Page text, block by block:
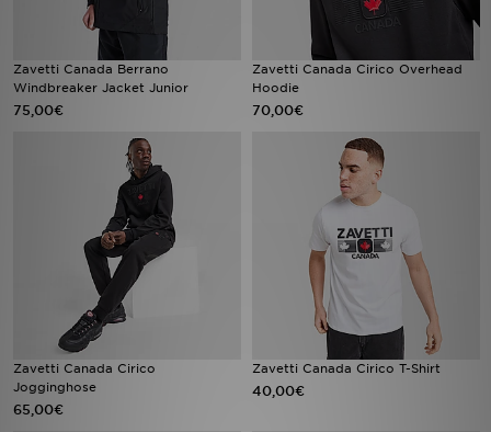
Zavetti Canada Berrano
Windbreaker Jacket Junior
75,00€
Zavetti Canada Cirico Overhead
Hoodie
70,00€
Zavetti Canada Cirico
Jogginghose
65,00€
Zavetti Canada Cirico T-Shirt
40,00€
Hilfe & Kontakt
Trending Styles